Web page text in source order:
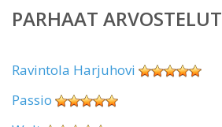
PARHAAT ARVOSTELUT
Ravintola Harjuhovi
Passio